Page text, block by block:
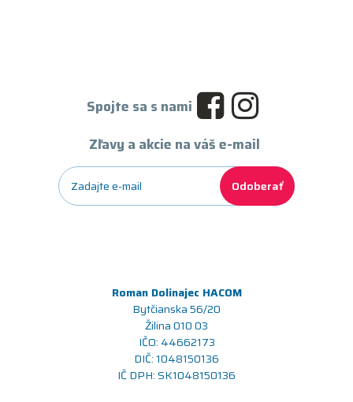
Spojte sa s nami
Zľavy a akcie na váš e-mail
Odoberať
Roman Dolinajec HACOM
Bytčianska 56/20
Žilina 010 03
IČO: 44662173
DIČ: 1048150136
IČ DPH: SK1048150136